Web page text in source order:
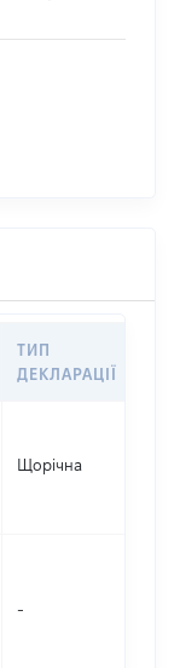
ТИП
ДЕКЛАРАЦІЇ
Щорічна
-